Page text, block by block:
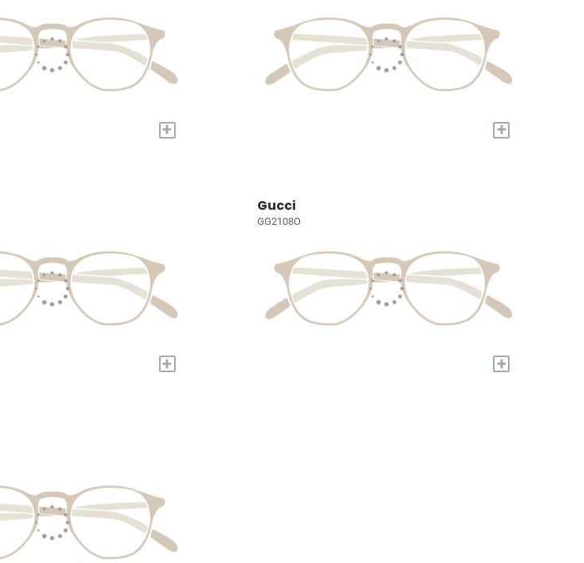
+ +
+
Gucci
GG2108O
+